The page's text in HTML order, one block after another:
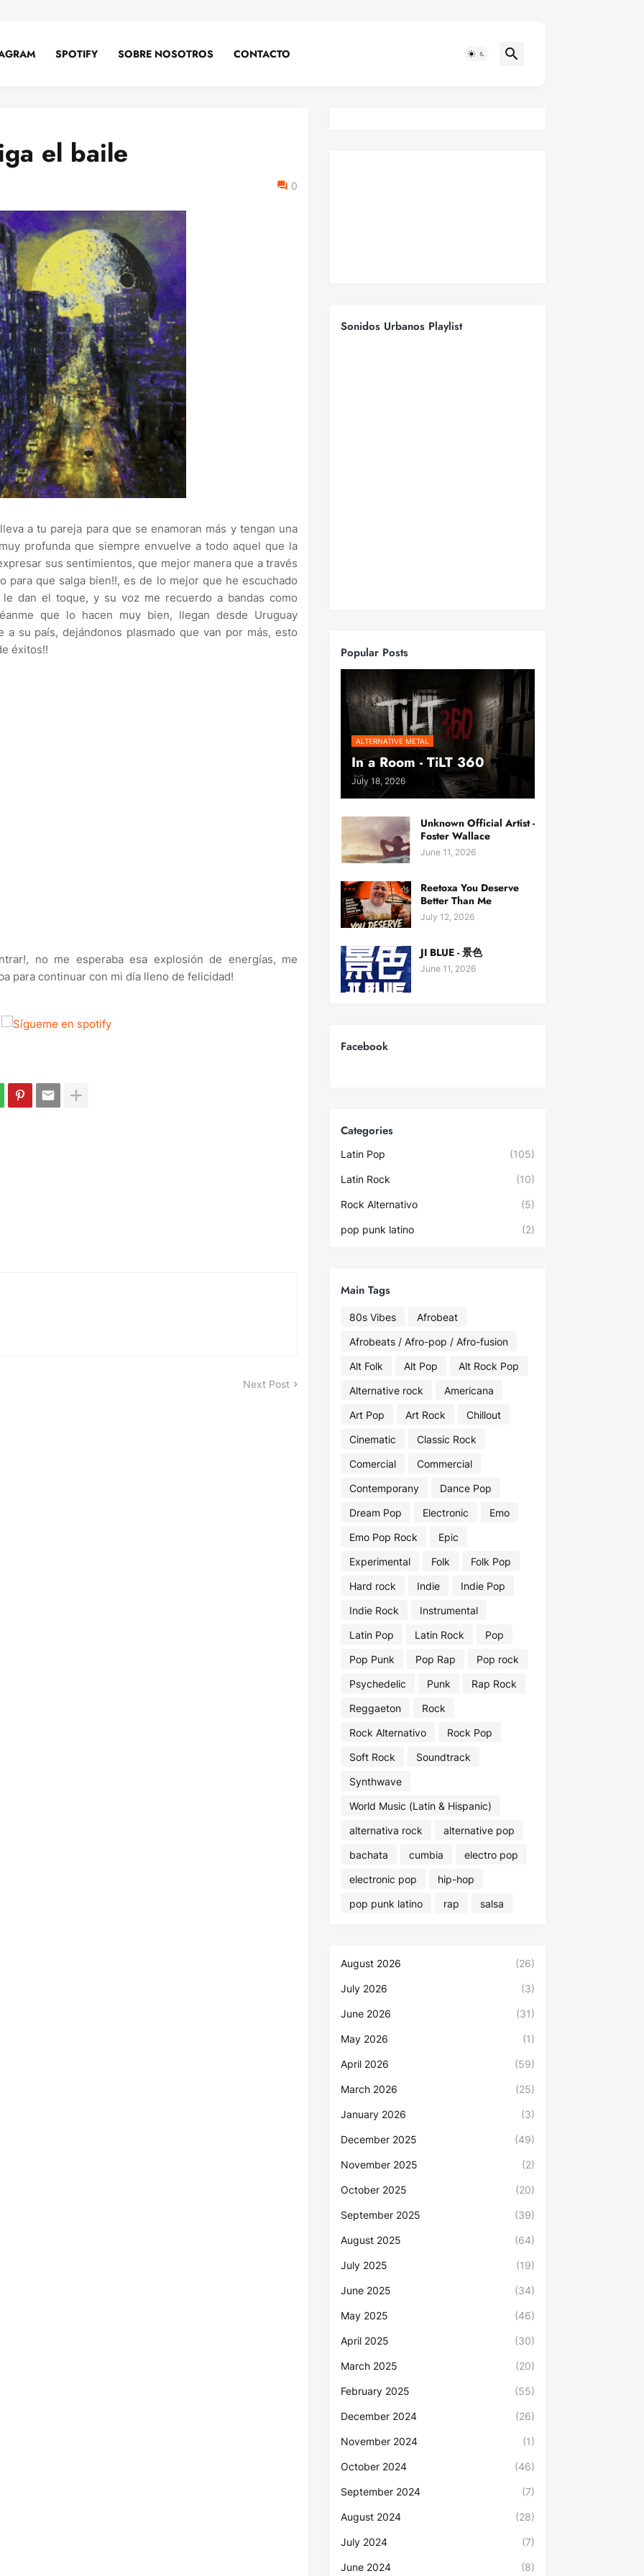
SPOTIFY SOBRE NOSOTROS CONTACTO
el baile
0
a tu pareja para que se enamoran más y tengan una
profunda que siempre envuelve a todo aquel que la
sus sentimientos, que mejor manera que a través
para que salga bien!!, es de lo mejor que he escuchado
dan el toque, y su voz me recuerdo a bandas como
que lo hacen muy bien, llegan desde Uruguay
a su país, dejándonos plasmado que van por más, esto
éxitos!!
no me esperaba esa explosión de energías, me
para continuar con mi día lleno de felicidad!
Next Post
Sonidos Urbanos Playlist
Popular Posts
ALTERNATIVE METAL
In a Room - TiLT 360
July 18, 2026
Unknown Official Artist -
Foster Wallace
June 11, 2026
Reetoxa You Deserve
Better Than Me
July 12, 2026
JI BLUE - 景色
June 11, 2026
Facebook
Categories
Latin Pop (105)
Latin Rock (10)
Rock Alternativo (5)
pop punk latino (2)
Main Tags
80s Vibes
Afrobeat
Afrobeats / Afro-pop / Afro-fusion
Alt Folk
Alt Pop
Alt Rock Pop
Alternative rock
Americana
Art Pop
Art Rock
Chillout
Cinematic
Classic Rock
Comercial
Commercial
Contemporany
Dance Pop
Dream Pop
Electronic
Emo
Emo Pop Rock
Epic
Experimental
Folk
Folk Pop
Hard rock
Indie
Indie Pop
Indie Rock
Instrumental
Latin Pop
Latin Rock
Pop
Pop Punk
Pop Rap
Pop rock
Psychedelic
Punk
Rap Rock
Reggaeton
Rock
Rock Alternativo
Rock Pop
Soft Rock
Soundtrack
Synthwave
World Music (Latin & Hispanic)
alternativa rock
alternative pop
bachata
cumbia
electro pop
electronic pop
hip-hop
pop punk latino
rap salsa
August 2026 (26)
July 2026 (3)
June 2026 (31)
May 2026 (1)
April 2026 (59)
March 2026 (25)
January 2026 (3)
December 2025 (49)
November 2025 (2)
October 2025 (20)
September 2025 (39)
August 2025 (64)
July 2025 (19)
June 2025 (34)
May 2025 (46)
April 2025 (30)
March 2025 (20)
February 2025 (55)
December 2024 (26)
November 2024 (1)
October 2024 (46)
September 2024 (7)
August 2024 (28)
July 2024 (7)
June 2024 (8)